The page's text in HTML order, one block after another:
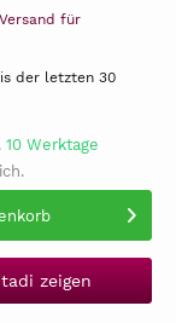
für
der letzten 30
Werktage
zeigen